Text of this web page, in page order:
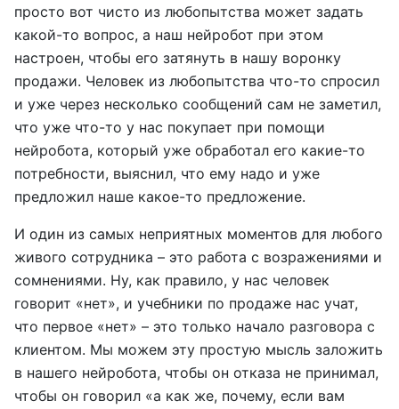
просто вот чисто из любопытства может задать
какой-то вопрос, а наш нейробот при этом
настроен, чтобы его затянуть в нашу воронку
продажи. Человек из любопытства что-то спросил
и уже через несколько сообщений сам не заметил,
что уже что-то у нас покупает при помощи
нейробота, который уже обработал его какие-то
потребности, выяснил, что ему надо и уже
предложил наше какое-то предложение.
И один из самых неприятных моментов для любого
живого сотрудника – это работа с возражениями и
сомнениями. Ну, как правило, у нас человек
говорит «нет», и учебники по продаже нас учат,
что первое «нет» – это только начало разговора с
клиентом. Мы можем эту простую мысль заложить
в нашего нейробота, чтобы он отказа не принимал,
чтобы он говорил «а как же, почему, если вам